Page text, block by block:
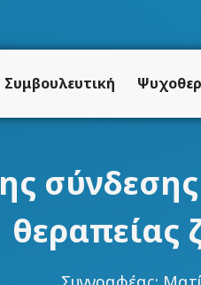
Συμβουλευτική
θεραπείας